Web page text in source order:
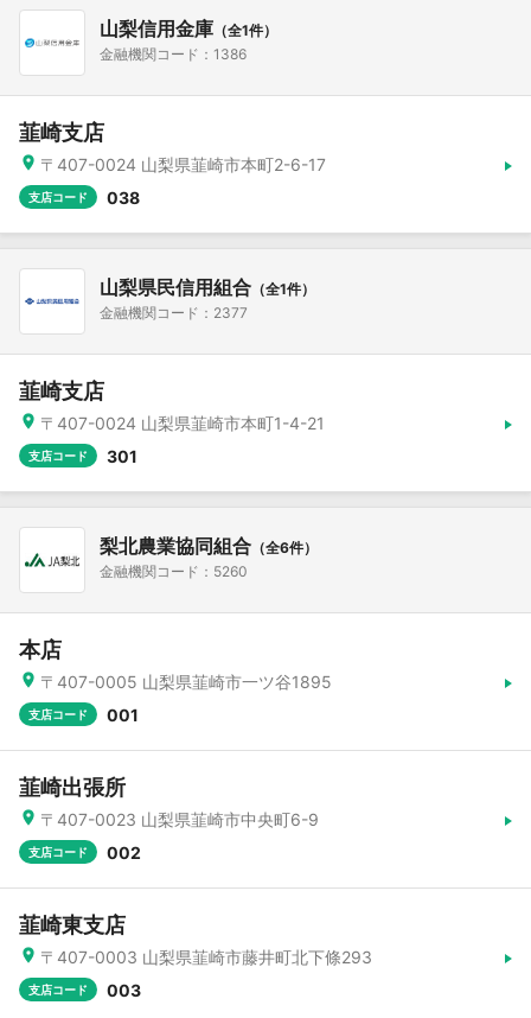
山梨信用金庫 （全1件）
金融機関コード：1386
韮崎支店
〒407-0024 山梨県韮崎市本町2-6-17
支店コード 038
山梨県民信用組合 （全1件）
金融機関コード：2377
韮崎支店
〒407-0024 山梨県韮崎市本町1-4-21
支店コード 301
梨北農業協同組合 （全6件）
金融機関コード：5260
本店
〒407-0005 山梨県韮崎市一ツ谷1895
支店コード 001
韮崎出張所
〒407-0023 山梨県韮崎市中央町6-9
支店コード 002
韮崎東支店
〒407-0003 山梨県韮崎市藤井町北下條293
支店コード 003